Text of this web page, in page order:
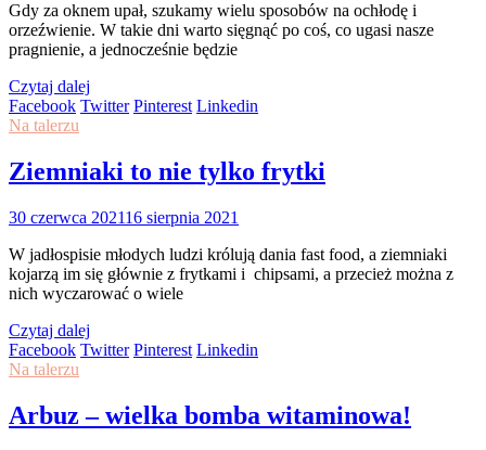
Gdy za oknem upał, szukamy wielu sposobów na ochłodę i
orzeźwienie. W takie dni warto sięgnąć po coś, co ugasi nasze
pragnienie, a jednocześnie będzie
Czytaj dalej
Facebook Twitter Pinterest Linkedin
Na talerzu
Ziemniaki to nie tylko frytki
30 czerwca 202116 sierpnia 2021
W jadłospisie młodych ludzi królują dania fast food, a ziemniaki
kojarzą im się głównie z frytkami i chipsami, a przecież można z
nich wyczarować o wiele
Czytaj dalej
Facebook Twitter Pinterest Linkedin
Na talerzu
Arbuz – wielka bomba witaminowa!